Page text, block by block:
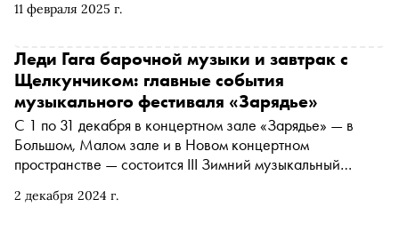
11 февраля 2025 г.
после завершения конкурса, рассказывает о поддержке
сохранить баланс между классикой и современностью,
что вдохновляет ее на новые свершения и почему важно
сначала завоевать любовь на родине — читайте в нашем
материале
2 декабря 2024 г.
Леди Гага барочной музыки и завтрак с
Щелкунчиком: главные события
музыкального фестиваля «Зарядье»
С 1 по 31 декабря в концертном зале «Зарядье» — в
Большом, Малом зале и в Новом концертном
пространстве — состоится III Зимний музыкальный
концертном исполнении, симфоническая и камерная